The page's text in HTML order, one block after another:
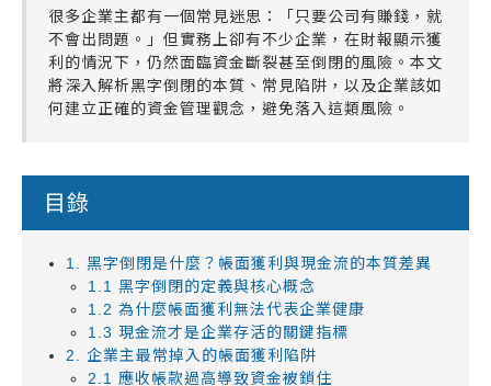
很多企業主都有一個常見迷思：「只要公司有賺錢，就
不會出問題。」但實務上卻有不少企業，在財報顯示獲
利的情況下，仍然面臨資金斷裂甚至倒閉的風險。本文
將深入解析黑字倒閉的本質、常見陷阱，以及企業該如
何建立正確的資金管理觀念，避免落入這類風險。
目錄
1. 黑字倒閉是什麼？帳面獲利與現金流的本質差異
1.1 黑字倒閉的定義與核心概念
1.2 為什麼帳面獲利無法代表企業健康
1.3 現金流才是企業存活的關鍵指標
2. 企業主最常掉入的帳面獲利陷阱
2.1 應收帳款過高導致資金被鎖住